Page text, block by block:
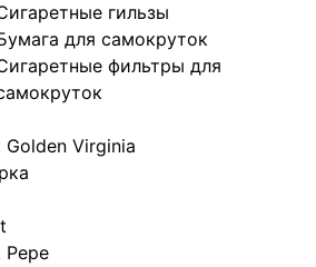
гильзы
для самокруток
фильтры для
Golden Virginia
Pepe